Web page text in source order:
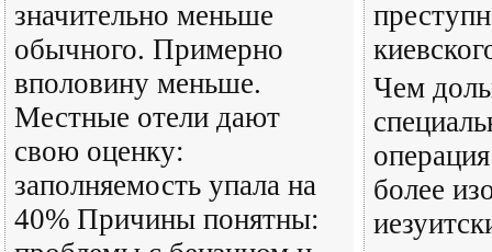
значительно меньше
обычного. Примерно
вполовину меньше.
Местные отели дают
свою оценку:
заполняемость упала на
40% Причины понятны:
Чем
более